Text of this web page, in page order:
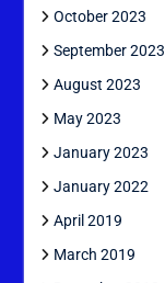
October 2023
September 2023
August 2023
May 2023
January 2023
January 2022
April 2019
March 2019